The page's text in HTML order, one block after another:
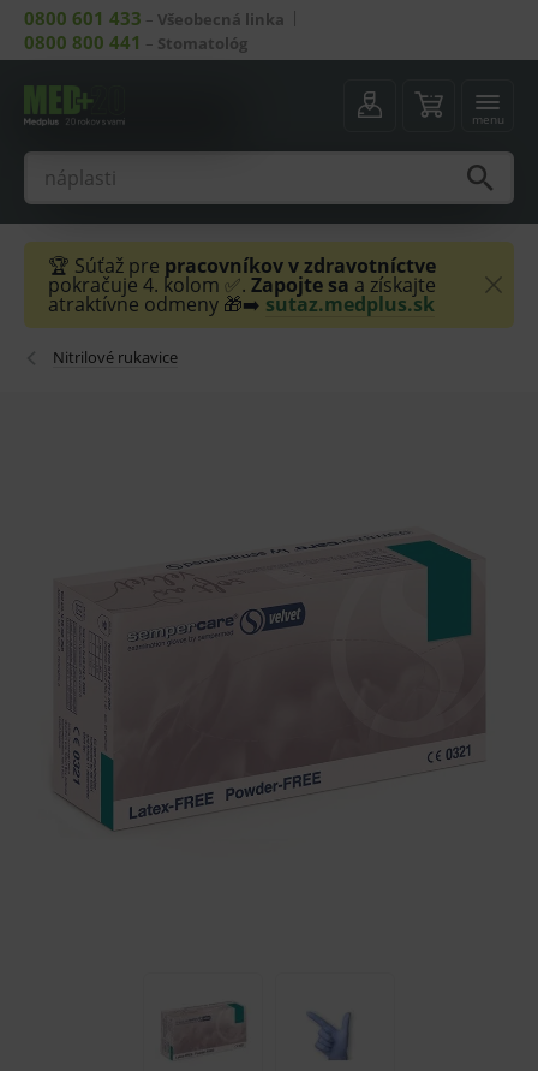
0800 601 433 – Všeobecná linka
0800 800 441 – Stomatológ
menu
🏆 Súťaž pre pracovníkov v zdravotníctve
pokračuje 4. kolom ✅. Zapojte sa a získajte
atraktívne odmeny 🎁➡️ sutaz.medplus.sk
Nitrilové rukavice